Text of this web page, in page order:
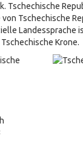
Tschechische
Tschechische
Landessprache
Krone.